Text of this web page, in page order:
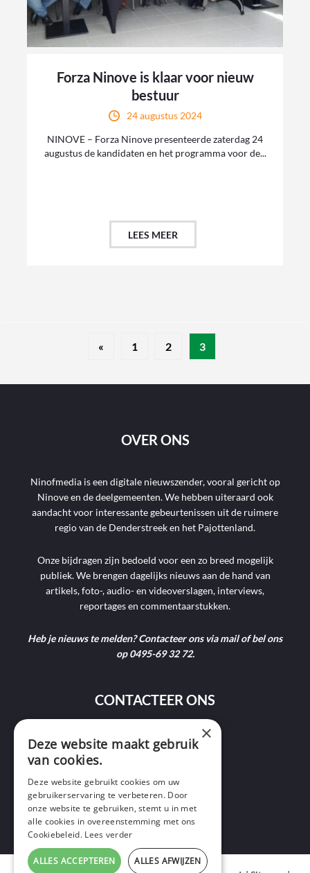
Forza Ninove is klaar voor nieuw
bestuur
24 augustus 2024
NINOVE – Forza Ninove presenteerde zaterdag 24
augustus de kandidaten en het programma voor de...
LEES MEER
« 1 2 3
OVER ONS
Ninofmedia is een digitale nieuwszender, vooral gericht op
Ninove en de deelgemeenten. We hebben uiteraard ook
aandacht voor interessante gebeurtenissen uit de ruimere
regio van de Denderstreek en het Pajottenland.
Onze bijdragen zijn bedoeld voor een zo breed mogelijk
publiek. We brengen dagelijks nieuws aan de hand van
artikels, foto-, audio- en videoverslagen, interviews,
reportages en commentaarstukken.
Heb je nieuws te melden? Contacteer ons via mail of bel ons
op 0495-69 32 72.
CONTACTEER ONS
9400 Ninove
+32 495 69 32 72
×
Deze website maakt gebruik
van cookies.
Deze website gebruikt cookies om uw
gebruikerservaring te verbeteren. Door
onze website te gebruiken, stemt u in met
alle cookies in overeenstemming met ons
Cookiebeleid. Lees verder
ALLES ACCEPTEREN ALLES AFWIJZEN